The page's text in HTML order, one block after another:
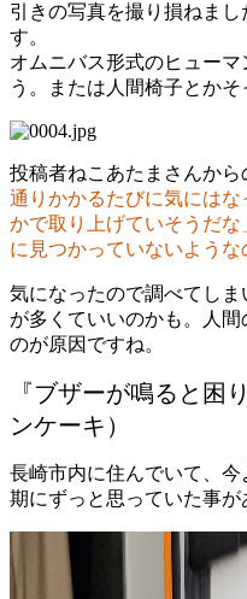
引きの写真を撮り損ねま
す。
オムニバス形式のヒュー
う。または人間椅子とかそ
投稿者ねこあたまさんから
通りかかるたびに気には
かで取り上げていそうだ
に見つかっていないような
気になったので調べてし
が多くていいのかも。人
のが原因ですね。
『ブザーが鳴ると困
ンケーキ）
長崎市内に住んでいて、
期にずっと思っていた事が